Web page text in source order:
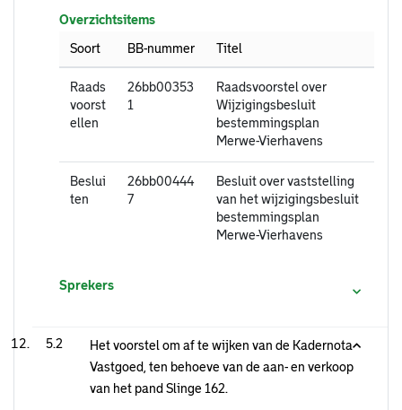
Overzichtsitems
Soort
BB-nummer Titel
Raads
voorst
ellen
26bb00353
1
Raadsvoorstel over
Wijzigingsbesluit
bestemmingsplan
Merwe-Vierhavens
Beslui
ten
26bb00444
7
Besluit over vaststelling
van het wijzigingsbesluit
bestemmingsplan
Merwe-Vierhavens
Sprekers
5.2
Het voorstel om af te wijken van de Kadernota
Vastgoed, ten behoeve van de aan- en verkoop
van het pand Slinge 162.